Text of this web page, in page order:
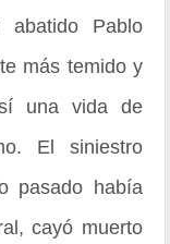
Pablo
más temido y
una vida de
El siniestro
pasado había
cayó muerto